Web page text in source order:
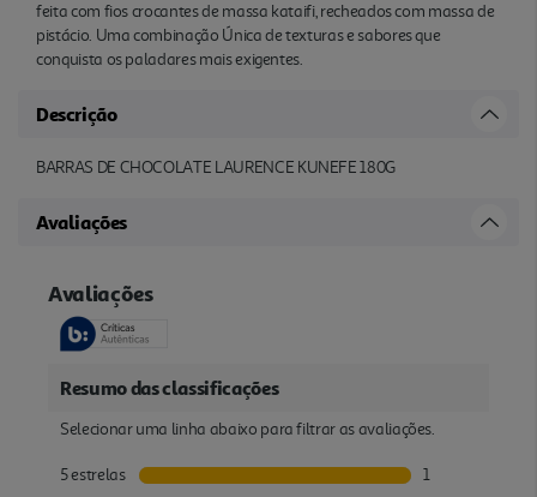
feita com fios crocantes de massa kataifi, recheados com massa de
pistácio. Uma combinação Única de texturas e sabores que
conquista os paladares mais exigentes.
Descrição
BARRAS DE CHOCOLATE LAURENCE KUNEFE 180G
Avaliações